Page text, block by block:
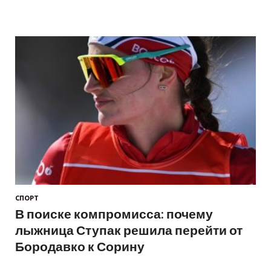
СПОРТ
В поиске компромисса: почему
лыжница Ступак решила перейти от
Бородавко к Сорину